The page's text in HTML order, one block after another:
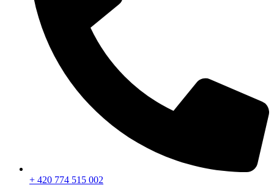
+ 420 774 515 002